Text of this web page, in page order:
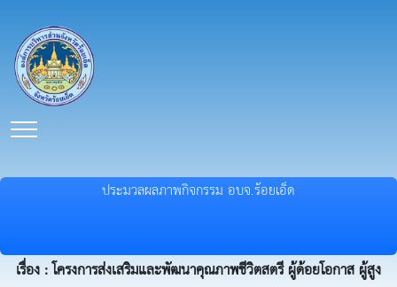
ประมวลผลภาพกิจกรรม อบจ.ร้อยเอ็ด
เรื่อง : โครงการส่งเสริมและพัฒนาคุณภาพชีวิตสตรี ผู้ด้อยโอกาส ผู้สูง